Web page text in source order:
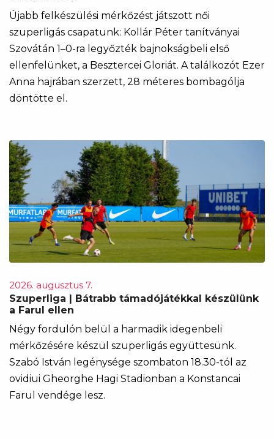
Újabb felkészülési mérkőzést játszott női
szuperligás csapatunk: Kollár Péter tanítványai
Szovátán 1–0-ra legyőzték bajnokságbeli első
ellenfelünket, a Besztercei Gloriát. A találkozót Ezer
Anna hajrában szerzett, 28 méteres bombagólja
döntötte el.
2026. augusztus 7.
Szuperliga | Bátrabb támadójátékkal készülünk
a Farul ellen
Négy fordulón belül a harmadik idegenbeli
mérkőzésére készül szuperligás együttesünk.
Szabó István legénysége szombaton 18.30-tól az
ovidiui Gheorghe Hagi Stadionban a Konstancai
Farul vendége lesz.